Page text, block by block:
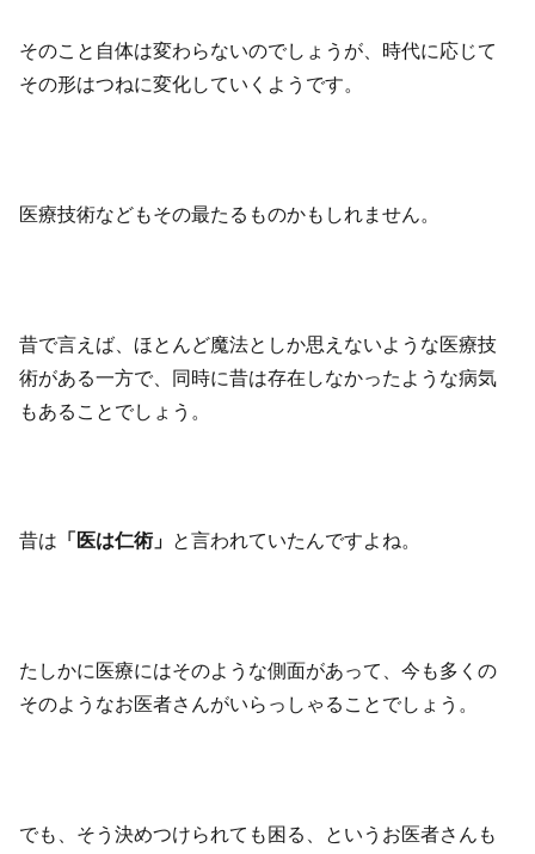
そのこと自体は変わらないのでしょうが、時代に応じて
その形はつねに変化していくようです。
医療技術などもその最たるものかもしれません。
昔で言えば、ほとんど魔法としか思えないような医療技
術がある一方で、同時に昔は存在しなかったような病気
もあることでしょう。
昔は 「医は仁術」 と言われていたんですよね。
たしかに医療にはそのような側面があって、今も多くの
そのようなお医者さんがいらっしゃることでしょう。
でも、そう決めつけられても困る、というお医者さんも